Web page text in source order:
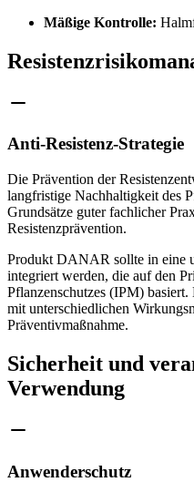
Mäßige Kontrolle:
Anti-Resistenz-Strategie
Die Prävention der
langfristige Nachhaltigkeit des
Grundsätze guter fachlicher
Resistenzprävention.
Produkt DANAR sollte in eine
integriert werden, die auf den
Pflanzenschutzes (IPM)
mit unterschiedlichen
Präventivmaßnahme.
Sicherheit und
Verwendung
Anwenderschutz